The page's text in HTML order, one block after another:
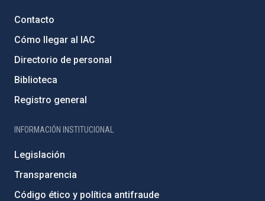
Contacto
Cómo llegar al IAC
Directorio de personal
Biblioteca
Registro general
INFORMACIÓN INSTITUCIONAL
Legislación
Transparencia
Código ético y política antifraude